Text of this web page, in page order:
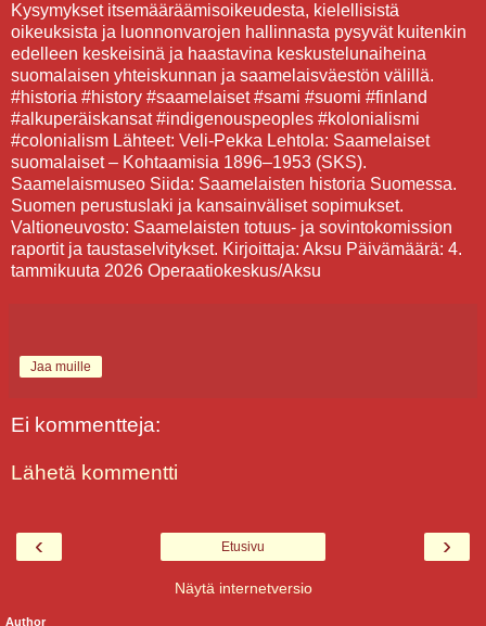
Kysymykset itsemääräämisoikeudesta, kielellisistä
oikeuksista ja luonnonvarojen hallinnasta pysyvät kuitenkin
edelleen keskeisinä ja haastavina keskustelunaiheina
suomalaisen yhteiskunnan ja saamelaisväestön välillä.
#historia #history #saamelaiset #sami #suomi #finland
#alkuperäiskansat #indigenouspeoples #kolonialismi
#colonialism Lähteet: Veli-Pekka Lehtola: Saamelaiset
suomalaiset – Kohtaamisia 1896–1953 (SKS).
Saamelaismuseo Siida: Saamelaisten historia Suomessa.
Suomen perustuslaki ja kansainväliset sopimukset.
Valtioneuvosto: Saamelaisten totuus- ja sovintokomission
raportit ja taustaselvitykset. Kirjoittaja: Aksu Päivämäärä: 4.
tammikuuta 2026 Operaatiokeskus/Aksu
Jaa muille
Ei kommentteja:
Lähetä kommentti
‹ ›
Etusivu
Näytä internetversio
Author